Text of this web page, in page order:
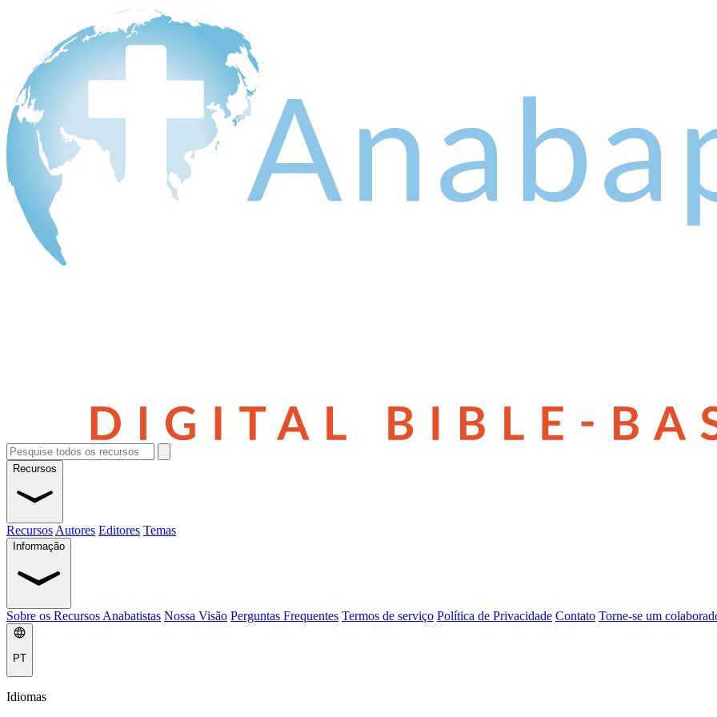
Recursos
Recursos Autores Editores Temas
Informação
Sobre os Recursos Anabatistas Nossa Visão Perguntas Frequentes Termos de serviço Política de Privacidade Contato Torne-se um
PT
Idiomas